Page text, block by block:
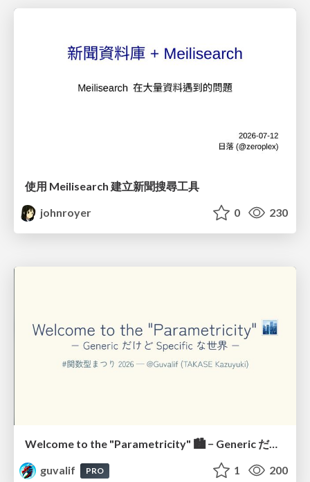
使用 Meilisearch 建立新聞搜尋工具
johnroyer
0 230
Welcome to the "Parametricity" 🏙️ − Generic だけど Specific な世界 −
guvalif
PRO 1 200